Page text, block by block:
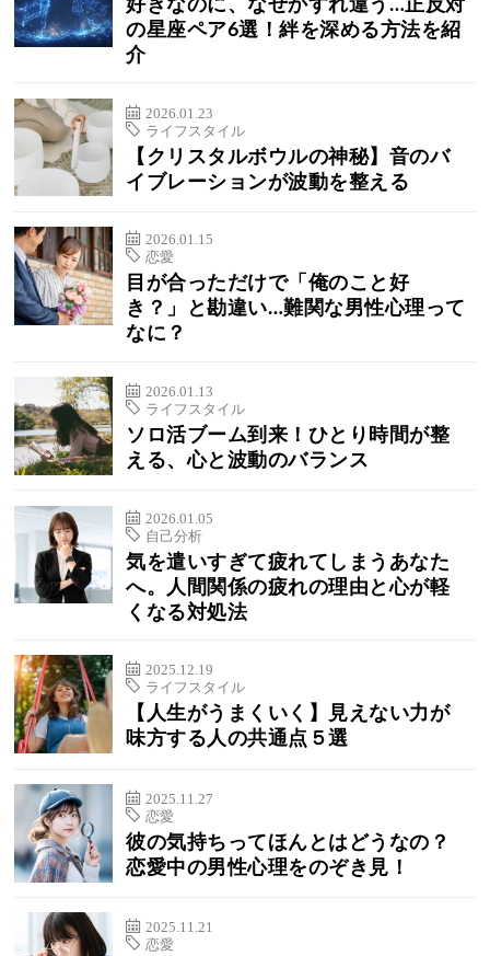
好きなのに、なぜかすれ違う…正反対
の星座ペア6選！絆を深める方法を紹
介
2026.01.23
ライフスタイル
【クリスタルボウルの神秘】音のバ
イブレーションが波動を整える
2026.01.15
恋愛
目が合っただけで「俺のこと好
き？」と勘違い…難関な男性心理って
なに？
2026.01.13
ライフスタイル
ソロ活ブーム到来！ひとり時間が整
える、心と波動のバランス
2026.01.05
自己分析
気を遣いすぎて疲れてしまうあなた
へ。人間関係の疲れの理由と心が軽
くなる対処法
2025.12.19
ライフスタイル
【人生がうまくいく】見えない力が
味方する人の共通点５選
2025.11.27
恋愛
彼の気持ちってほんとはどうなの？
恋愛中の男性心理をのぞき見！
2025.11.21
恋愛